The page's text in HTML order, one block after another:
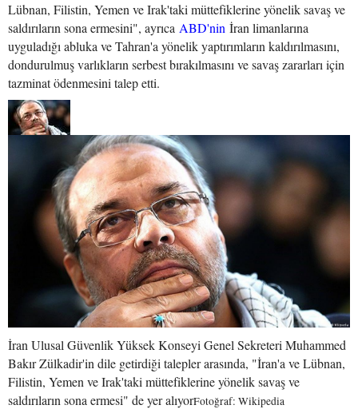
Lübnan, Filistin, Yemen ve Irak'taki müttefiklerine yönelik savaş ve
saldırıların sona ermesini", ayrıca ABD'nin İran limanlarına
uyguladığı abluka ve Tahran'a yönelik yaptırımların kaldırılmasını,
dondurulmuş varlıkların serbest bırakılmasını ve savaş zararları için
tazminat ödenmesini talep etti.
İran Ulusal Güvenlik Yüksek Konseyi Genel Sekreteri Muhammed
Bakır Zülkadir'in dile getirdiği talepler arasında, "İran'a ve Lübnan,
Filistin, Yemen ve Irak'taki müttefiklerine yönelik savaş ve
saldırıların sona ermesi" de yer alıyorFotoğraf: Wikipedia